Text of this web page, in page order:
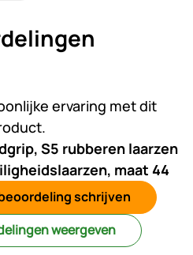
ervaring met dit
S5 rubberen laarzen
maat 44
schrijven
weergeven